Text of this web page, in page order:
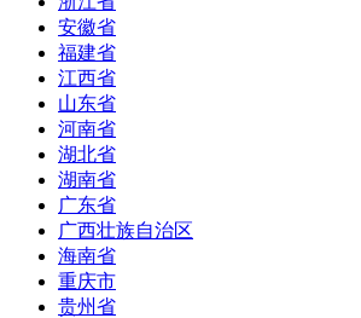
安徽省
福建省
江西省
山东省
河南省
湖北省
湖南省
广东省
广西壮族自治区
海南省
重庆市
贵州省